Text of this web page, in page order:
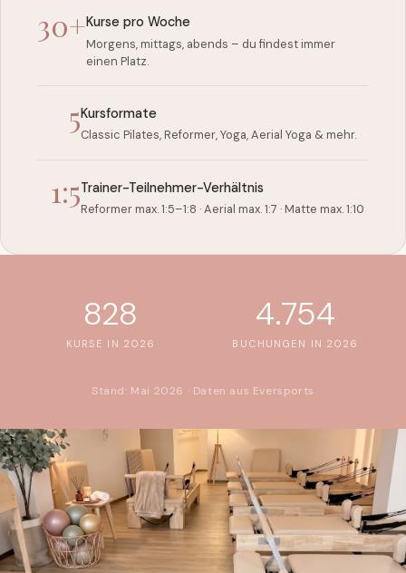
30+Kurse pro Woche
Morgens, mittags, abends – du findest immer
einen Platz.
5Kursformate
Classic Pilates, Reformer, Yoga, Aerial Yoga & mehr.
1:5Trainer-Teilnehmer-Verhältnis
Reformer max. 1:5–1:8 · Aerial max. 1:7 · Matte max. 1:10
828
KURSE IN 2026
4.754
BUCHUNGEN IN 2026
Stand: Mai 2026 · Daten aus Eversports